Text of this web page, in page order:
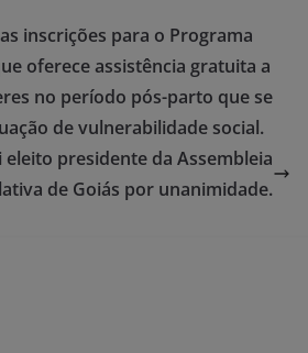
inscrições para o Programa
oferece assistência gratuita a
no período pós-parto que se
de vulnerabilidade social.
presidente da Assembleia
de Goiás por unanimidade.